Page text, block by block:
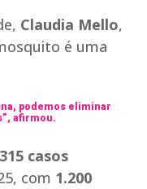
Claudia Mello,
é uma
podemos eliminar
afirmou.
casos
com 1.200